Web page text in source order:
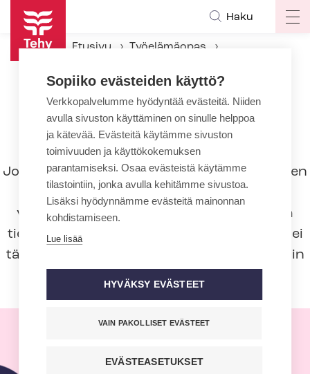
Hyppää
pääsisältöön
Haku
Etusivu
Työelämäopas
Kou­lu­tus­kus­tan­nus­ten takaisinmaksu
Kou­lu­tus­kus­tan­nus­ten
takaisinmaksu
Jos työnantaja maksaa työntekijälle erityisen
koulutuksen, työnantaja voi vastineeksi
vaatia työntekijää sitoutumaan työhönsä
tietyn vähimmäisajan. Jos vähimmäisaika ei
täyty, joutuu työntekijä maksamaan takaisin
kou­lu­tus­kus­tan­nuk­sia.
Sopiiko evästeiden käyttö?
Verkkopalvelumme hyödyntää evästeitä. Niiden
avulla sivuston käyttäminen on sinulle helppoa
ja kätevää. Evästeitä käytämme sivuston
toimivuuden ja käyttökokemuksen
parantamiseksi. Osaa evästeistä käytämme
tilastointiin, jonka avulla kehitämme sivustoa.
Lisäksi hyödynnämme evästeitä mainonnan
kohdistamiseen.
Lue lisää
HYVÄKSY EVÄSTEET
VAIN PAKOLLISET EVÄSTEET
EVÄSTEASETUKSET